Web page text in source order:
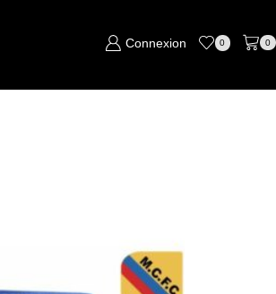
Connexion 0 0